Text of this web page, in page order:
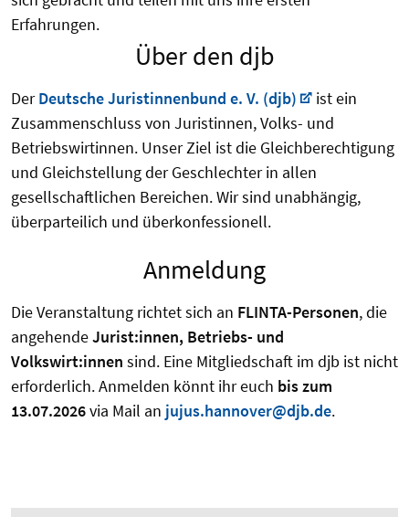
Erfahrungen.
Über den djb
DerDeutsche Juristinnenbund e. V. (djb)
ist ein
Zusammenschluss von Juristinnen, Volks- und
Betriebswirtinnen. Unser Ziel ist die Gleichberechtigung
und Gleichstellung der Geschlechter in allen
gesellschaftlichen Bereichen. Wir sind unabhängig,
überparteilich und überkonfessionell.
Anmeldung
Die Veranstaltung richtet sich an FLINTA-Personen, die
angehendeJurist:innen, Betriebs- und
Volkswirt:innen sind. Eine Mitgliedschaft im djb ist nicht
erforderlich. Anmelden könnt ihr euch bis zum
13.07.2026via Mail an jujus.hannover@djb.de.